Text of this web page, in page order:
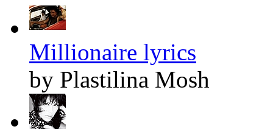
Millionaire lyrics
by Plastilina Mosh